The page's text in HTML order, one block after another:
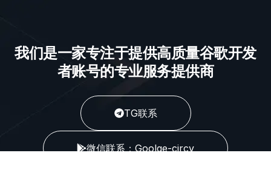
我们是一家专注于提供高质量谷歌开发
者账号的专业服务提供商
TG联系
微信联系：Goolge-circv